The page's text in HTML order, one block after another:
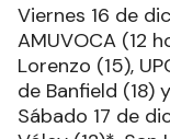
Viernes 16 de
AMUVOCA (12
Lorenzo (15),
de Banfield (18)
Sábado 17 de